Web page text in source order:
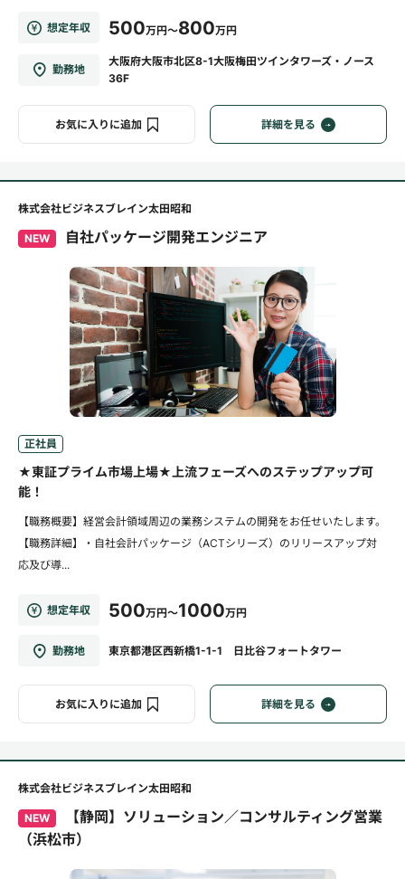
想定年収 500万円～800万円
勤務地
大阪府大阪市北区8-1大阪梅田ツインタワーズ・ノース
36F
お気に入りに追加 詳細を見る
株式会社ビジネスブレイン太田昭和
NEW 自社パッケージ開発エンジニア
正社員
★東証プライム市場上場★上流フェーズへのステップアップ可
能！
【職務概要】経営会計領域周辺の業務システムの開発をお任せいたします。
【職務詳細】・自社会計パッケージ（ACTシリーズ）のリリースアップ対
応及び導...
想定年収 500万円～1000万円
勤務地 東京都港区西新橋1-1-1 日比谷フォートタワー
お気に入りに追加 詳細を見る
株式会社ビジネスブレイン太田昭和
NEW
【静岡】ソリューション／コンサルティング営業
（浜松市）